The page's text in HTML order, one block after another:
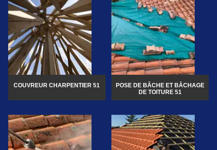
COUVREUR CHARPENTIER 51
POSE DE BÂCHE ET BÂCHAGE
DE TOITURE 51